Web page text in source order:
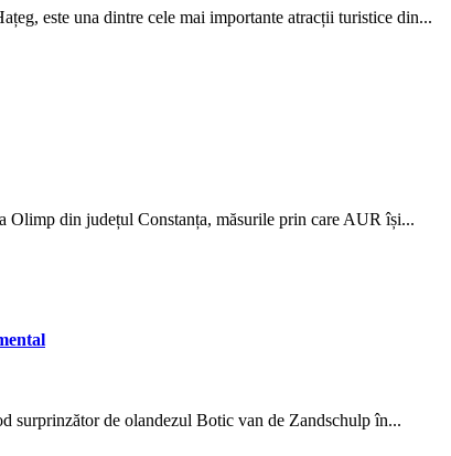
este una dintre cele mai importante atracții turistice din...
Olimp din județul Constanța, măsurile prin care AUR își...
surprinzător de olandezul Botic van de Zandschulp în...